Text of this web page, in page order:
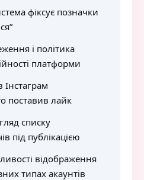
фіксує позначки
і політика
платформи
поставив лайк
списку
під публікацією
відображення
типах акаунтів